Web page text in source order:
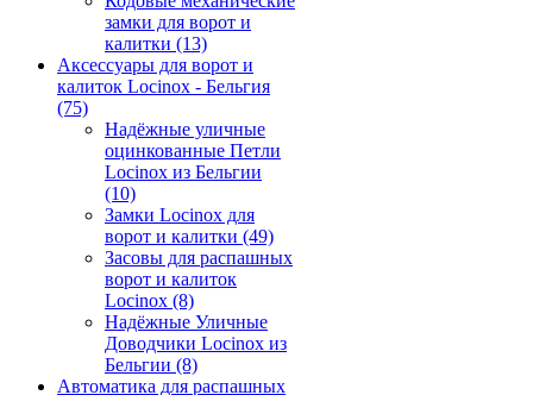
замки для ворот и
калитки (13)
Аксессуары для ворот и
калиток Locinox - Бельгия
(75)
Надёжные уличные
оцинкованные Петли
Locinox из Бельгии
(10)
Замки Locinox для
ворот и калитки (49)
Засовы для распашных
ворот и калиток
Locinox (8)
Надёжные Уличные
Доводчики Locinox из
Бельгии (8)
Автоматика для распашных